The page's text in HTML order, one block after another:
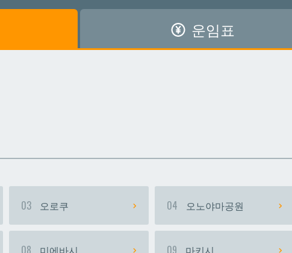
기보 슈리
기보 슈리
운임표
03 오로쿠 04 오노야마공원
08 미에바시 09 마키시